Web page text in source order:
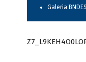
Galeria BNDES